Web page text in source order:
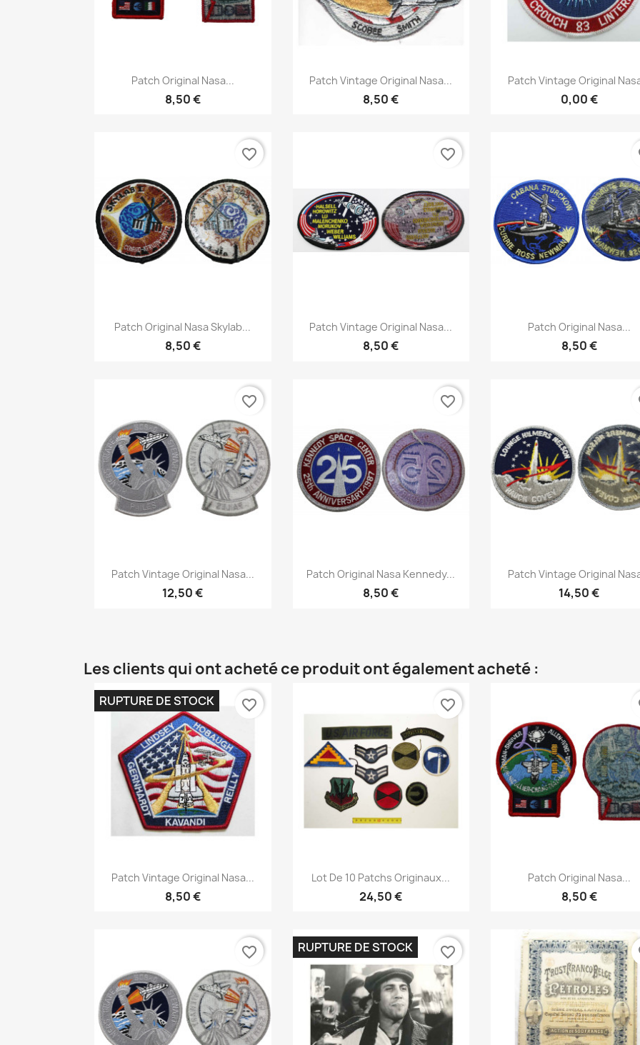
Aperçu rapide
Patch Original Nasa...
8,50 €
Aperçu rapide
Patch Vintage Original Nasa...
8,50 €
Aperçu rapide
Patch Vintage Original
0,00 €
Aperçu rapide
Patch Original Nasa Skylab...
8,50 €
favorite_border
Aperçu rapide
Patch Vintage Original Nasa...
8,50 €
favorite_border
Aperçu rapide
Patch Original Nasa...
8,50 €
Aperçu rapide
Patch Vintage Original Nasa...
12,50 €
favorite_border
Aperçu rapide
Patch Original Nasa Kennedy...
8,50 €
favorite_border
Aperçu rapide
Patch Vintage Original
14,50 €
Les clients qui ont acheté ce produit ont également acheté :
Aperçu rapide
Patch Vintage Original Nasa...
8,50 €
RUPTURE DE STOCK favorite_border
Aperçu rapide
Lot De 10 Patchs Originaux...
24,50 €
favorite_border
Aperçu rapide
Patch Original Nasa...
8,50 €
favorite_border RUPTURE DE STOCK favorite_border